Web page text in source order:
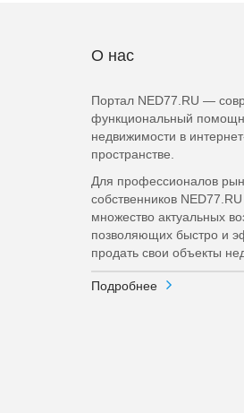
О нас
Портал NED77.RU —
функциональный
недвижимости в
пространстве.
Для профессионалов
собственников
множество актуальных
позволяющих быстро и
продать свои объекты
Подробнее